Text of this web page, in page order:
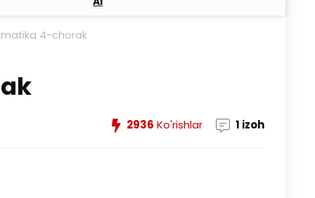
4-chorak
2936 Ko'rishlar 1 izoh